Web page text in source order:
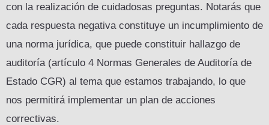
con la realización de cuidadosas preguntas. Notarás que
cada respuesta negativa constituye un incumplimiento de
una norma jurídica, que puede constituir hallazgo de
auditoría (artículo 4 Normas Generales de Auditoría de
Estado CGR) al tema que estamos trabajando, lo que
nos permitirá implementar un plan de acciones
correctivas.